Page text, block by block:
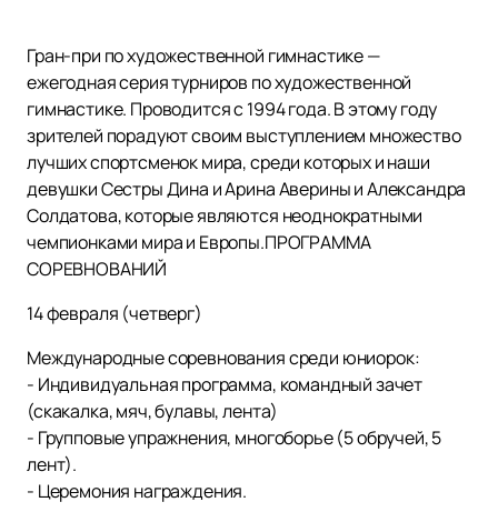
Гран-при по художественной гимнастике —
ежегодная серия турниров по художественной
гимнастике. Проводится с 1994 года. В этому году
зрителей порадуют своим выступлением множество
лучших спортсменок мира, среди которых и наши
девушки Сестры Дина и Арина Аверины и Александра
Солдатова, которые являются неоднократными
чемпионками мира и Европы.ПРОГРАММА
СОРЕВНОВАНИЙ
14 февраля (четверг)
Международные соревнования среди юниорок:
- Индивидуальная программа, командный зачет
(скакалка, мяч, булавы, лента)
- Групповые упражнения, многоборье (5 обручей, 5
лент).
- Церемония награждения.